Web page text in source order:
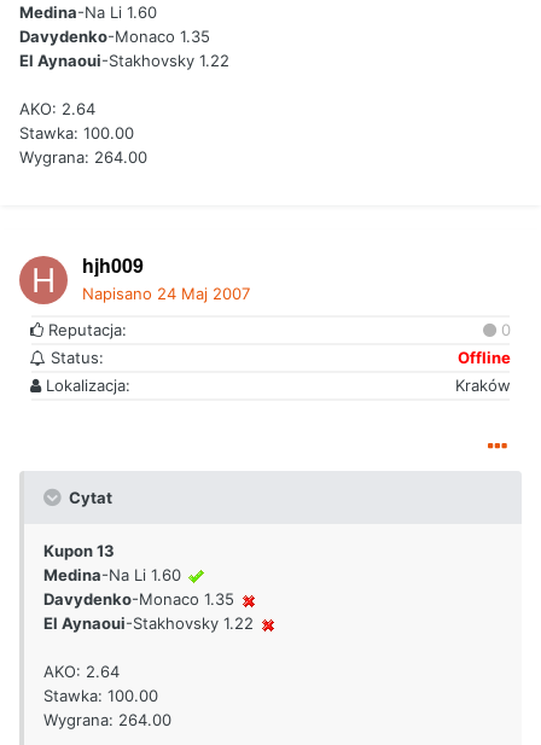
Medina-Na Li 1.60
Davydenko-Monaco 1.35
El Aynaoui-Stakhovsky 1.22
AKO: 2.64
Stawka: 100.00
Wygrana: 264.00
hjh009
Napisano 24 Maj 2007
Reputacja:
0
Status:
Offline
Lokalizacja:
Kraków
Cytat
Kupon 13
Medina-Na Li 1.60
Davydenko-Monaco 1.35
El Aynaoui-Stakhovsky 1.22
AKO: 2.64
Stawka: 100.00
Wygrana: 264.00